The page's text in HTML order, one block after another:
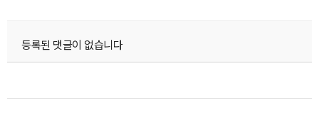
등록된 댓글이 없습니다